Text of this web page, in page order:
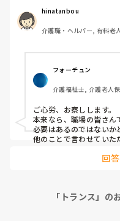
hinatanbou
介護職・ヘルパー, 有料老
フォーチュン
介護福祉士, 介護老人
ご心労、お察しします。
本来なら、職場の皆さん
必要はあるのではないか
他のことで言わせていた
回
「トランス」の